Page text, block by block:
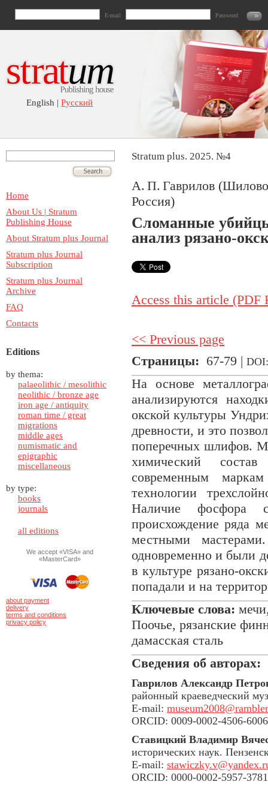
E-mail Password
English |Русский
Home
About Us | Stratum
Publishing House
About Stratum plus Journal
Stratum plus Journal
Subscription
Stratum plus Journal
Archive
FAQ
Contacts
Editions
by thema:
palaeolithic / mesolithic
neolithic / bronze age
iron age / antiquity
roman time / great
migrations
middle ages
numismatic and
epigraphic
miscellaneous
by type:
books
journals
all editions
We accept «VISA» and
«MasterCard»
about payment
delivery
terms and conditions
privacy policy
Stratum plus. 2025. №4
А. П. Гаврилов
Россия)
Сломанные
анализ рязано-
Access this article (PDF
<< Previous page
Страницы: 67-79 |
На основе
анализируются
окской культуры
древности, и это
поперечных шлифов.
химический
современным
технологии
Наличие фосфора
происхождение ряда
местными
одновременно и были
в культуре рязано-
попадали и на
Ключевые слова:
Поочье, рязанские
дамасская сталь
Сведения об авторах:
Гаврилов Александр
районный краеведческий
E-mail:
ORCID: 0009-0002-4506-6006
Ставицкий Владимир
исторических наук.
E-mail:
ORCID: 0000-0002-5957-3781